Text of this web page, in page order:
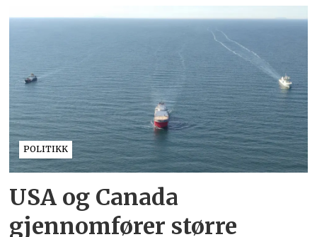
POLITIKK
USA og Canada
gjennomfører større